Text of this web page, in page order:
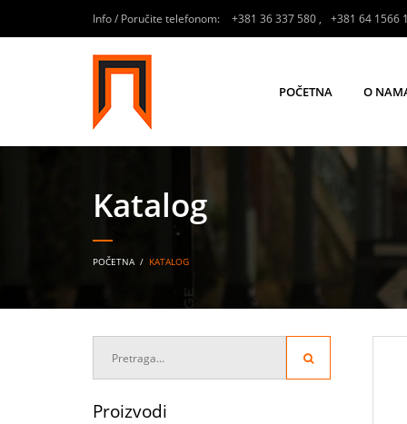
Info / Poručite telefonom: +381 36 337 580 , +381 64 1566
POČETNA O
Katalog
POČETNA / KATALOG
Proizvodi